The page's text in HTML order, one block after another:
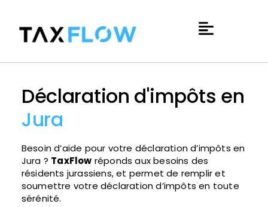
Déclaration d'impôts en
Jura
Besoin d’aide pour votre déclaration d’impôts en
Jura ? TaxFlow réponds aux besoins des
résidents jurassiens, et permet de remplir et
soumettre votre déclaration d’impôts en toute
sérénité.